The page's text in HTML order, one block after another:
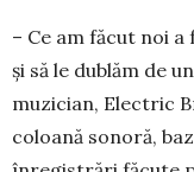
– Ce am făcut noi
și să le dublăm de
muzician, Electric
coloană sonoră,